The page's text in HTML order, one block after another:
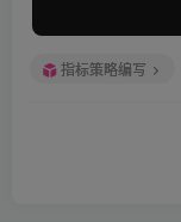
指标策略编写